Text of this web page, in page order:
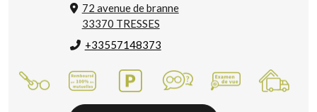
72 avenue de branne
33370 TRESSES
+33557148373